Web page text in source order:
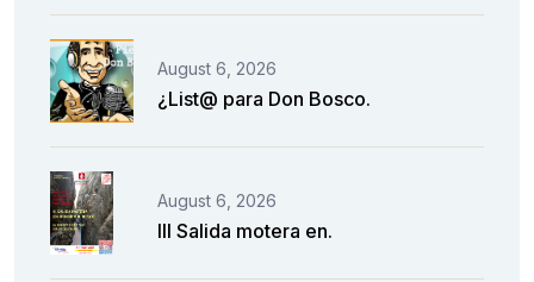
August 6, 2026
¿List@ para Don Bosco.
August 6, 2026
III Salida motera en.